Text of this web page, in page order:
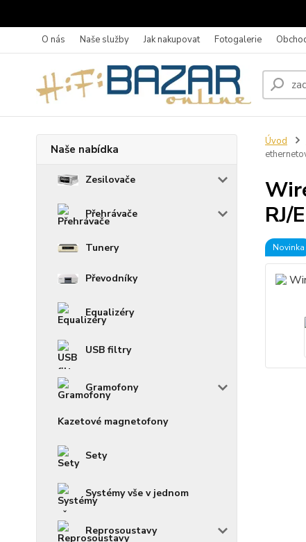
O nás Naše služby Jak nakupovat Fotogalerie
Naše nabídka
Zesilovače
Přehrávače
Tunery
Převodníky
Equalizéry
USB filtry
Gramofony
Kazetové magnetofony
Sety
Systémy vše v jednom
Reprosoustavy
Úvod
RJ/
Novinka